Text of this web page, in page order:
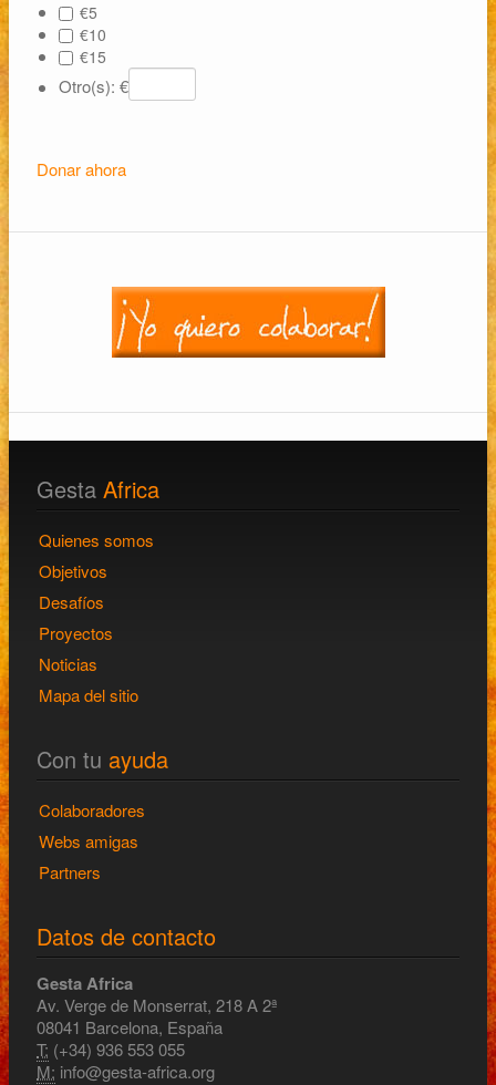
€5
€10
€15
Otro(s): €
Donar ahora
Gesta Africa
Quienes somos
Objetivos
Desafíos
Proyectos
Noticias
Mapa del sitio
Con tu ayuda
Colaboradores
Webs amigas
Partners
Datos de contacto
Gesta Africa
Av. Verge de Monserrat, 218 A 2ª
08041 Barcelona, España
T: (+34) 936 553 055
M: info@gesta-africa.org